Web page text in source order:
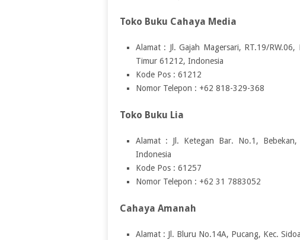
Toko Buku Cahaya Media
Alamat : Jl. Gajah Magersari, RT.19/
Timur 61212, Indonesia
Kode Pos : 61212
Nomor Telepon : +62 818-329-368
Toko Buku Lia
Alamat : Jl. Ketegan Bar. No.1,
Indonesia
Kode Pos : 61257
Nomor Telepon : +62 31 7883052
Cahaya Amanah
Alamat : Jl. Bluru No.14A, Pucang, Kec.